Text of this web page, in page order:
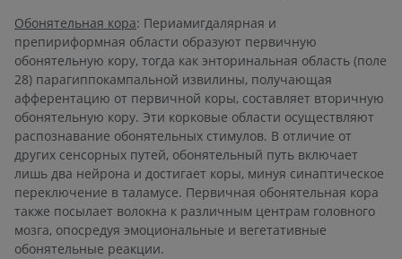
Обонятельная кора: Периамигдалярная и
препириформная области образуют первичную
обонятельную кору, тогда как энторинальная область (поле
28) парагиппокампальной извилины, получающая
афферентацию от первичной коры, составляет вторичную
обонятельную кору. Эти корковые области осуществляют
распознавание обонятельных стимулов. В отличие от
других сенсорных путей, обонятельный путь включает
лишь два нейрона и достигает коры, минуя синаптическое
переключение в таламусе. Первичная обонятельная кора
также посылает волокна к различным центрам головного
мозга, опосредуя эмоциональные и вегетативные
обонятельные реакции.